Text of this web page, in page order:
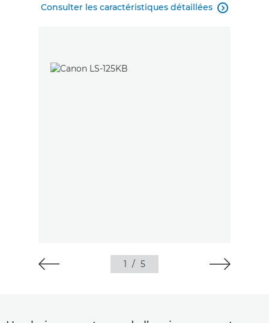
Consulter les caractéristiques détaillées 
1 / 5